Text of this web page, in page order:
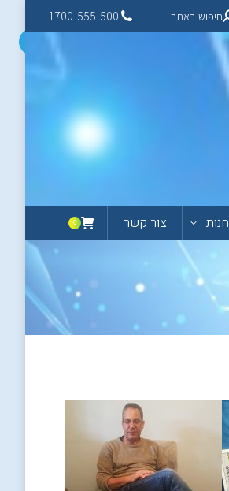
חיפוש באתר 1700-555-500
חנות צור קשר 0